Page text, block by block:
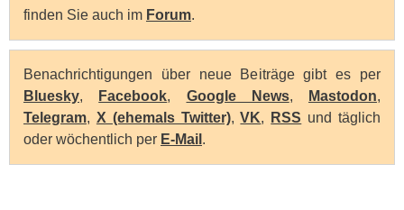
finden Sie auch im Forum.
Benachrichtigungen über neue Beiträge gibt es per
Bluesky, Facebook, Google News, Mastodon,
Telegram, X (ehemals Twitter),VK, RSS und täglich
oder wöchentlich per E-Mail .